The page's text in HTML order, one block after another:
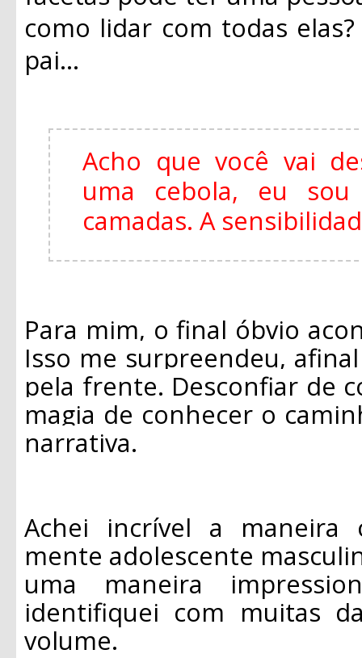
como lidar com todas
pai...
Acho que você vai
uma cebola, eu
camadas. A
Para mim, o final óbvio
Isso me surpreendeu,
pela frente. Desconfiar de
magia de conhecer o
narrativa.
Achei incrível a maneira
mente adolescente
uma maneira
identifiquei com muitas
volume.